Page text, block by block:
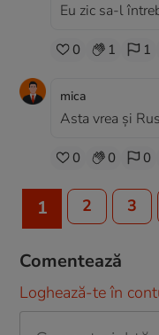
Eu zic sa-l
0 1 1
mica
Asta vrea și
0 0 0
1 2 3
Comentează
Loghează-te în